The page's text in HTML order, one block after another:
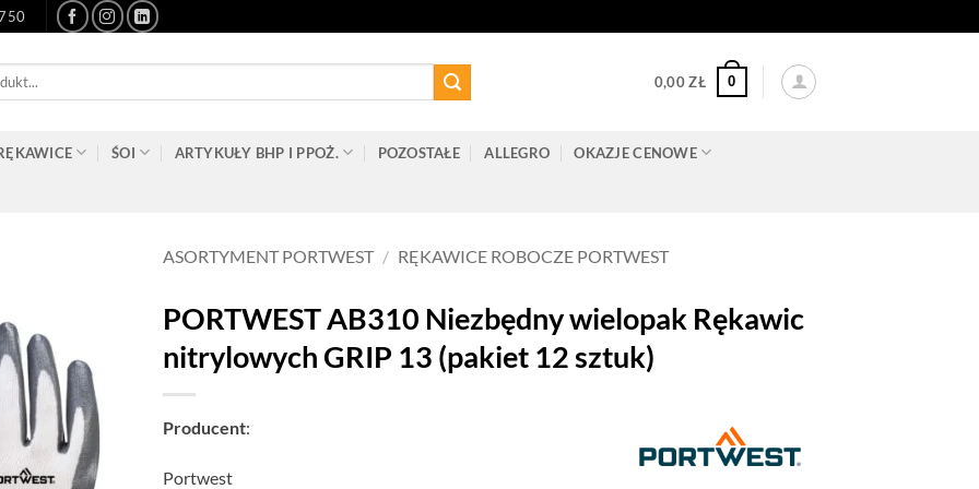
0,00ZŁ 0
ŚOI ARTYKUŁY BHP I PPOŻ. POZOSTAŁE ALLEGRO OKAZJE CENOWE
ASORTYMENT PORTWEST / RĘKAWICE ROBOCZE PORTWEST
PORTWEST AB310 Niezbędny wielopak Rękawic
nitrylowych GRIP 13 (pakiet 12 sztuk)
Producent:
Portwest